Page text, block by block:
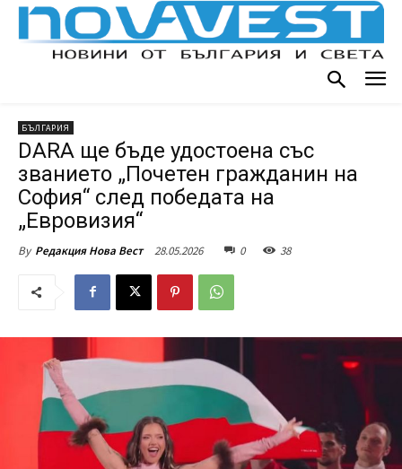
БЪЛГАРИЯ
DARA ще бъде удостоена със
званието „Почетен гражданин на
София“ след победата на
„Евровизия“
By Редакция Нова Вест 28.05.2026 0 38